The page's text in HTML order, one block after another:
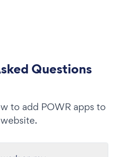
Questions
to add POWR apps to